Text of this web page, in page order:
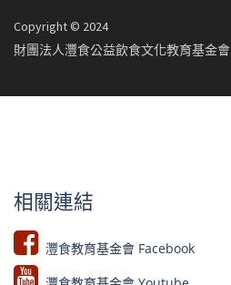
Copyright © 2024
財團法人灃食公益飲食文化教育基金會
相關連結
灃食教育基金會 Facebook​